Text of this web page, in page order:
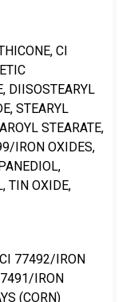
CI
DIISOSTEARYL
STEARYL
STEARATE,
IRON OXIDES,
TIN OXIDE,
77492/IRON
IRON
(CORN)